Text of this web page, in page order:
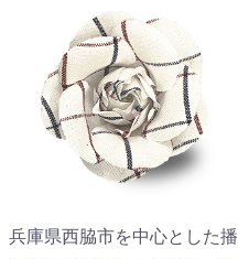
兵庫県西脇市を中心とした播